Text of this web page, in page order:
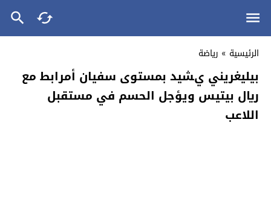
الرئيسية » رياضة
بيليغريني يشيد بمستوى سفيان أمرابط مع
ريال بيتيس ويؤجل الحسم في مستقبل
اللاعب